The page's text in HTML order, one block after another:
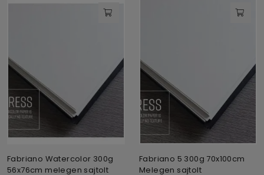
Fabriano Watercolor 300g
56x76cm melegen sajtolt
Fabriano 5 300g 70x100cm
Melegen sajtolt